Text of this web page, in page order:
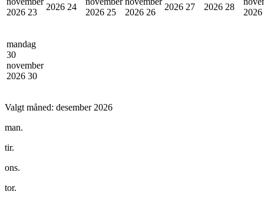
2026 23
2026 24
2026 25
2026 26
2026 27
2026 28
2026
mandag
30
november
2026 30
Valgt måned: desember 2026
man.
tir.
ons.
tor.